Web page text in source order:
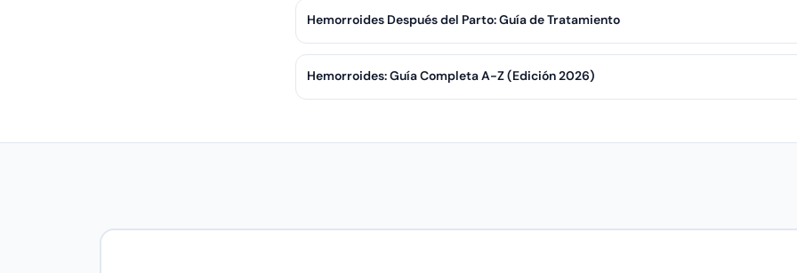
Hemorroides Después del Parto: Guía de Tratamiento
Hemorroides: Guía Completa A-Z (Edición 2026)